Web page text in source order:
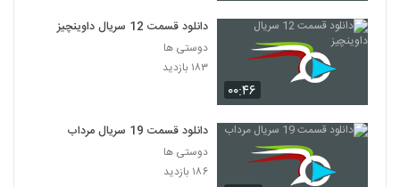
۰۰:۴۶
دانلود قسمت 12 سریال داوینچیز
دوستی ها
۱۸۳ بازدید
دانلود قسمت 19 سریال مرداب
دوستی ها
۱۸۶ بازدید